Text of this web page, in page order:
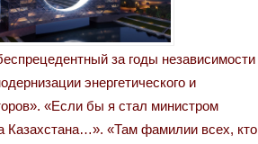
за годы независимости
энергетического и
«Если бы я стал министром
Казахстана…». «Там фамилии всех, кто